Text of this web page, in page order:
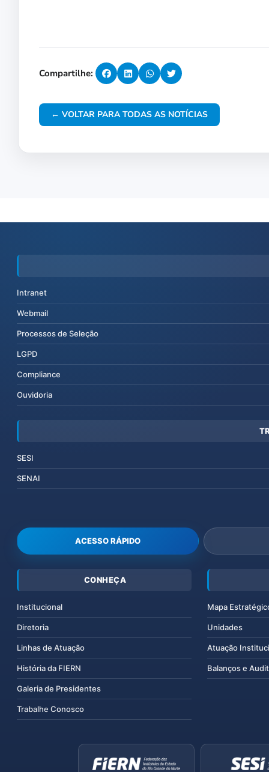
Compartilhe:
← VOLTAR PARA TODAS AS NOTÍCIAS
Intranet
Webmail
Processos de Seleção
LGPD
Compliance
Ouvidoria
SESI
SENAI
ACESSO RÁPIDO
CONHEÇA
Institucional
Diretoria
Linhas de Atuação
História da FIERN
Galeria de Presidentes
Trabalhe Conosco
Mapa
Unidades
Atuação
Balanços e